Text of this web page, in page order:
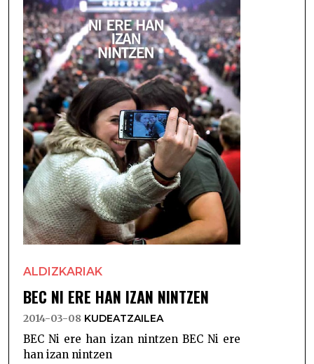
ALDIZKARIAK
BEC NI ERE HAN IZAN NINTZEN
2014-03-08 KUDEATZAILEA
BEC Ni ere han izan nintzen BEC Ni ere
han izan nintzen